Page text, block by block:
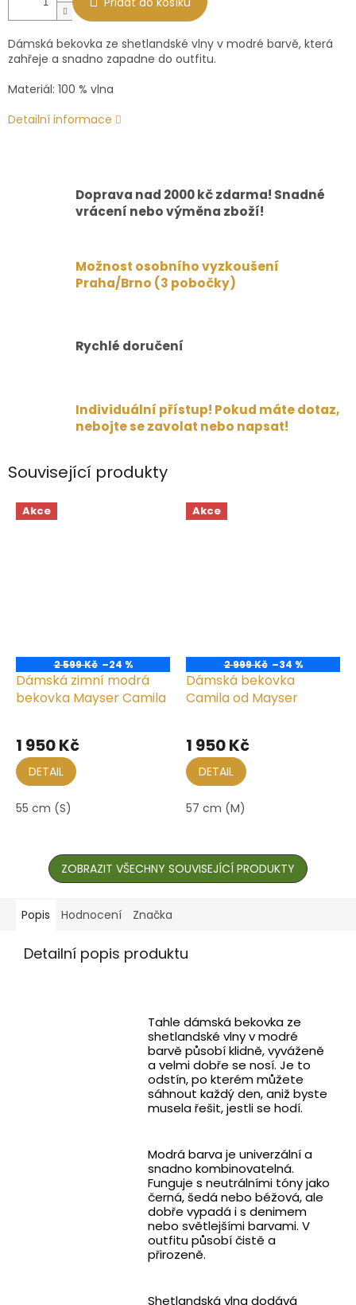
Dámská bekovka ze shetlandské vlny v modré barvě, která
zahřeje a snadno zapadne do outfitu.
Materiál: 100 % vlna
Detailní informace
Doprava nad 2000 kč zdarma! Snadné
vrácení nebo výměna zboží!
Možnost osobního vyzkoušení
Praha/Brno (3 pobočky)
Rychlé doručení
Individuální přístup! Pokud máte dotaz,
nebojte se zavolat nebo napsat!
Související produkty
Akce
2 599 Kč –24 %
Dámská zimní modrá
bekovka Mayser Camila
1 950 Kč
DETAIL
55 cm (S)
Akce
2 999 Kč –34 %
Dámská bekovka
Camila od Mayser
1 950 Kč
DETAIL
57 cm (M)
ZOBRAZIT VŠECHNY SOUVISEJÍCÍ PRODUKTY
Popis Hodnocení Značka
Detailní popis produktu
Tahle dámská bekovka ze
shetlandské vlny v modré
barvě působí klidně, vyváženě
a velmi dobře se nosí. Je to
odstín, po kterém můžete
sáhnout každý den, aniž byste
musela řešit, jestli se hodí.
Modrá barva je univerzální a
snadno kombinovatelná.
Funguje s neutrálními tóny jako
černá, šedá nebo béžová, ale
dobře vypadá i s denimem
nebo světlejšími barvami. V
outfitu působí čistě a
přirozeně.
Shetlandská vlna dodává